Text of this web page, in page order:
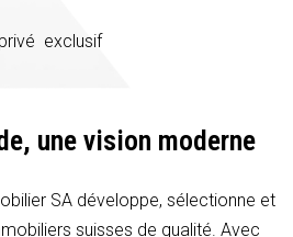
exclusif
une vision moderne
SA développe, sélectionne et
suisses de qualité. Avec